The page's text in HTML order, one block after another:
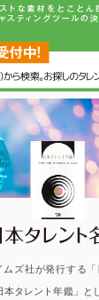
ズ社が発行する「
本タレント年鑑」と